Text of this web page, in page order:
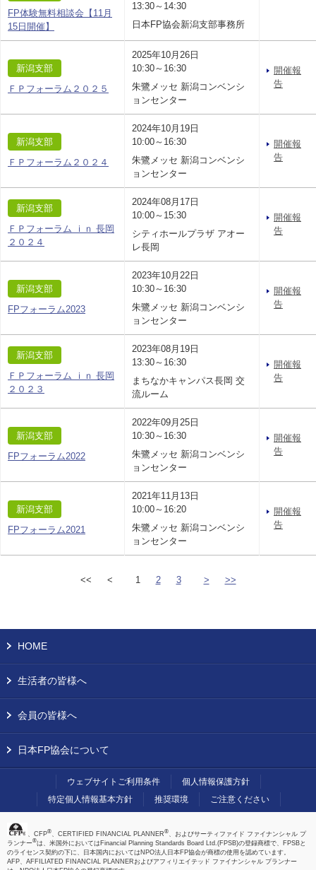
FP体験無料相談会【11月
15日開催】
13:30～14:30
日本FP協会新潟支部事務所
新潟支部
ＦＰフォーラム２０２５
2025年10月26日
10:30～16:30
朱鷺メッセ 新潟コンベンシ
ョンセンター
開催報
告
新潟支部
ＦＰフォーラム２０２４
2024年10月19日
10:00～16:30
朱鷺メッセ 新潟コンベンシ
ョンセンター
開催報
告
新潟支部
ＦＰフォーラム ｉｎ 長岡
２０２４
2024年08月17日
10:00～15:30
シティホールプラザ アオー
レ長岡
開催報
告
新潟支部
FPフォーラム2023
2023年10月22日
10:30～16:30
朱鷺メッセ 新潟コンベンシ
ョンセンター
開催報
告
新潟支部
ＦＰフォーラム ｉｎ 長岡
２０２３
2023年08月19日
13:30～16:30
まちなかキャンパス長岡 交
流ルーム
開催報
告
新潟支部
FPフォーラム2022
2022年09月25日
10:30～16:30
朱鷺メッセ 新潟コンベンシ
ョンセンター
開催報
告
新潟支部
FPフォーラム2021
2021年11月13日
10:00～16:20
朱鷺メッセ 新潟コンベンシ
ョンセンター
開催報
告
<< < 1 2 3 > >>
HOME
生活者の皆様へ
会員の皆様へ
日本FP協会について
ウェブサイトご利用条件
個人情報保護方針
特定個人情報基本方針
推奨環境 ご注意ください
、CFP®、CERTIFIED FINANCIAL PLANNER®、およびサーティファイド ファイナンシャル プ
ランナー®は、米国外においてはFinancial Planning Standards Board Ltd.(FPSB)の登録商標で、FPSBと
のライセンス契約の下に、日本国内においてはNPO法人日本FP協会が商標の使用を認めています。
AFP、AFFILIATED FINANCIAL PLANNERおよびアフィリエイテッド ファイナンシャル プランナー